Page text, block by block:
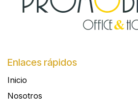
Enlaces rápidos
Inicio
Nosotros